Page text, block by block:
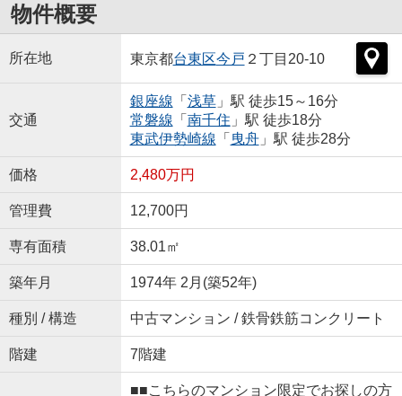
物件概要
所在地 東京都台東区今戸 ２丁目20-10
交通
銀座線 「 浅草」駅 徒歩15～16分
常磐線 「 南千住 」駅 徒歩18分
東武伊勢崎線 「 曳舟」駅 徒歩28分
価格 2,480万円
管理費 12,700円
専有面積 38.01㎡
築年月 1974年 2月(築52年)
種別 / 構造 中古マンション / 鉄骨鉄筋コンクリート
階建 7階建
■■こちらのマンション限定でお探しの方